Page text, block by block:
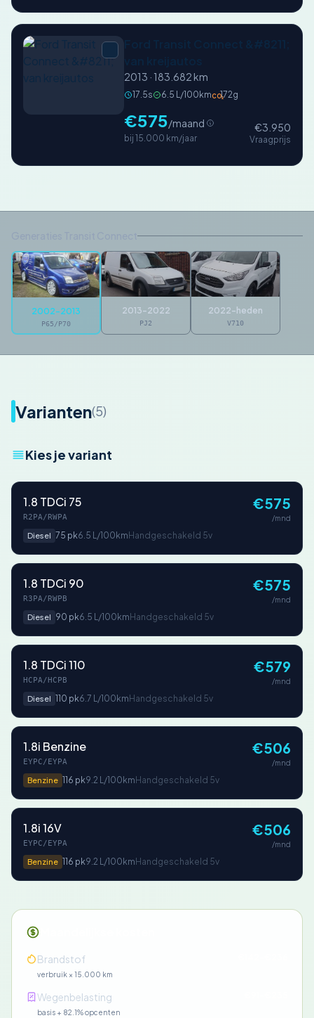
2013 · 183.682 km
17.5s 6.5 L/100kmCO₂172g
€575/maand
bij 15.000 km/jaar
€3.950
Vraagprijs
2002-2013
P65/P70
2013-2022
PJ2
2022-heden
V710
Varianten(5)
Kies je variant
1.8 TDCi 75
R2PA/RWPA
Diesel 75 pk6.5 L/100km Handgeschakeld 5v
€575
/mnd
1.8 TDCi 90
R3PA/RWPB
Diesel
90 pk6.5 L/100km Handgeschakeld 5v
€575
/mnd
1.8 TDCi 110
HCPA/HCPB
Diesel 110 pk6.7 L/100km Handgeschakeld 5v
€579
/mnd
1.8i Benzine
EYPC/EYPA
Benzine 116 pk9.2 L/100km Handgeschakeld 5v
€506
/mnd
1.8i 16V
EYPC/EYPA
Benzine 116 pk9.2 L/100km Handgeschakeld 5v
€506
/mnd
Brandstof
verbruik × 15.000 km
Wegenbelasting
basis + 82.1% opcenten